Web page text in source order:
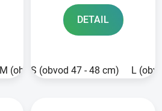
M (obvod 49 - 50 cm) L (obvod 51 -
DETAIL
S (obvod 47 - 48 cm) L